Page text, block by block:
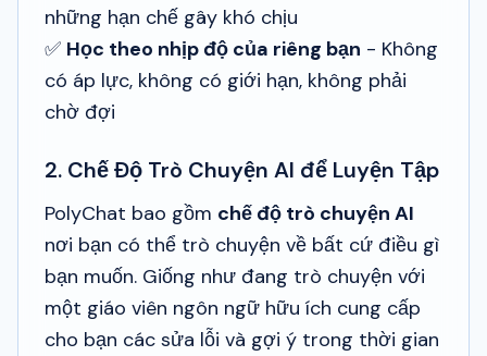
những hạn chế gây khó chịu
✅ Học theo nhịp độ của riêng bạn - Không
có áp lực, không có giới hạn, không phải
chờ đợi
2. Chế Độ Trò Chuyện AI để Luyện Tập
PolyChat bao gồm chế độ trò chuyện AI
nơi bạn có thể trò chuyện về bất cứ điều gì
bạn muốn. Giống như đang trò chuyện với
một giáo viên ngôn ngữ hữu ích cung cấp
cho bạn các sửa lỗi và gợi ý trong thời gian